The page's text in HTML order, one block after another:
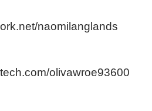
naomilanglands
olivawroe93600